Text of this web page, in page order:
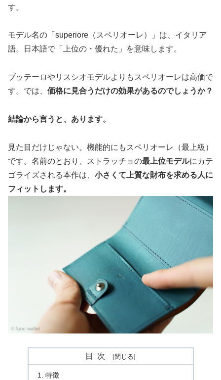
す。
モデル名の「superiore（スペリオーレ）」は、イタリア
語。日本語で「上位の・優れた」を意味します。
ブッテーロやリスシオモデルよりもスペリオーレは高価で
す。では、 価格に見合うだけの効果があるのでしょうか？
結論から言うと、あります。
見た目だけじゃない。機能的にもスペリオーレ（最上級）
です。名前のとおり、ストラッチョの最上位モデルにカテ
ゴライズされる本作は、 小さくて上質な財布を求める人に
フィットします。
目次
特徴